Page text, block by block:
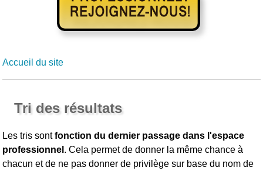
Accueil du site
Tri des résultats
Les tris sontfonction du dernier passage dans l'espace
professionnel . Cela permet de donner la même chance à
chacun et de ne pas donner de privilège sur base du nom de